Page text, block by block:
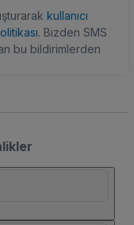
kullanıcı
. Bizden SMS
bu bildirimlerden